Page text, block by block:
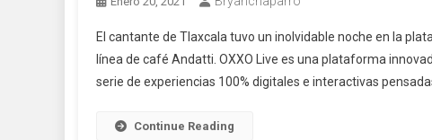
El cantante de Tlaxcala tuvo un inolvidable noche en la
línea de café Andatti. OXXO Live es una plataforma
serie de experiencias 100% digitales e interactivas
Continue Reading